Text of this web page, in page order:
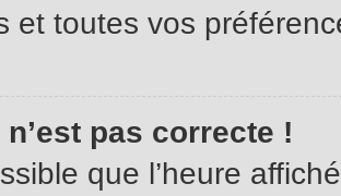
et toutes vos
n’est pas correcte !
que l’heure